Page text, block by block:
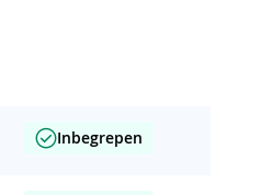
Inbegrepen